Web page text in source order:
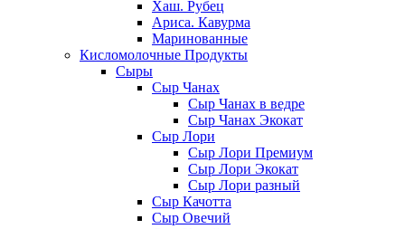
Хаш. Рубец
Ариса. Кавурма
Маринованные
Кисломолочные Продукты
Сыры
Сыр Чанах
Сыр Чанах в ведре
Сыр Чанах Экокат
Сыр Лори
Сыр Лори Премиум
Сыр Лори Экокат
Сыр Лори разный
Сыр Качотта
Сыр Овечий